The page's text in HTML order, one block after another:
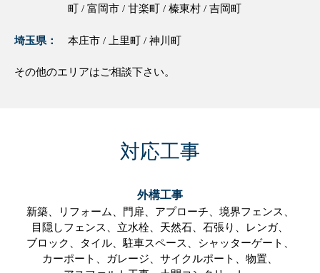
町 / 富岡市 / 甘楽町 / 榛東村 / 吉岡町
埼玉県： 本庄市 / 上里町 / 神川町
その他のエリアはご相談下さい。
対応工事
外構工事
新築、 リフォーム、 門扉、 アプローチ、 境界フェンス、
目隠しフェンス、 立水栓、 天然石、 石張り、
レンガ、
ブロック、
タイル、 駐車スペース、 シャッターゲート、
カーポート、
ガレージ、 サイクルポート、 物置、